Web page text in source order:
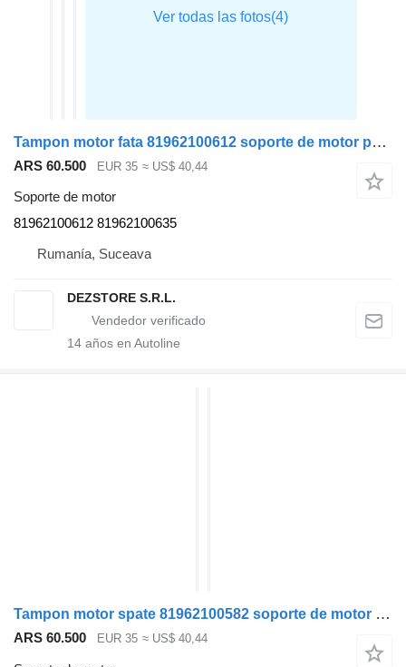
Tampon motor fata 81962100612 soporte de motor para MAN TGM cabeza tractora
ARS 60.500 EUR 35 ≈ US$ 40,44
Soporte de motor
81962100612 81962100635
Rumanía, Suceava
DEZSTORE S.R.L.
14 años en Autoline
Tampon motor spate 81962100582 soporte de motor para MAN TGL cabeza tractora
ARS 60.500 EUR 35 ≈ US$ 40,44